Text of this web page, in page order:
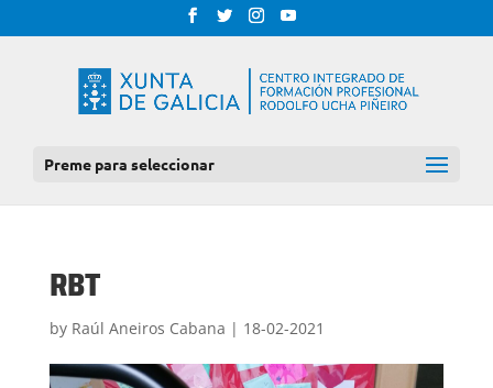
Preme para seleccionar
RBT
by Raúl Aneiros Cabana | 18-02-2021